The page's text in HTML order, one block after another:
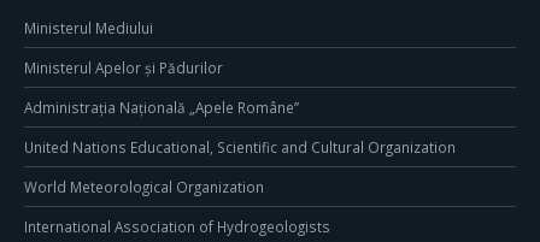
Ministerul Mediului
Ministerul Apelor și Pădurilor
Administrația Națională „Apele Române”
United Nations Educational, Scientific and Cultural Organization
World Meteorological Organization
International Association of Hydrogeologists